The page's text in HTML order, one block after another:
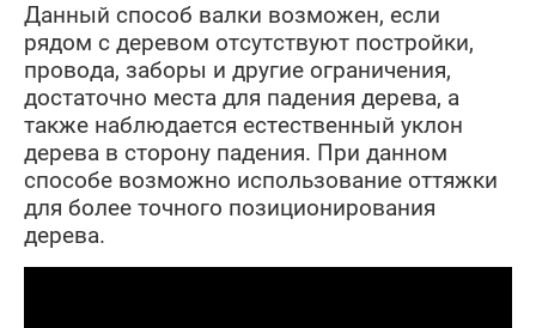
Данный способ валки возможен, если
рядом с деревом отсутствуют постройки,
провода, заборы и другие ограничения,
достаточно места для падения дерева, а
также наблюдается естественный уклон
дерева в сторону падения. При данном
способе возможно использование оттяжки
для более точного позиционирования
дерева.